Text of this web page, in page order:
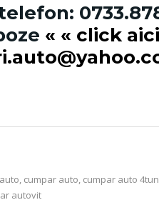
« « click
, cumpar auto, cumpar auto
autovit